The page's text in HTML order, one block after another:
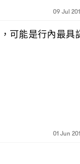
09 Jul
， 可能是行內最具
01 Jun